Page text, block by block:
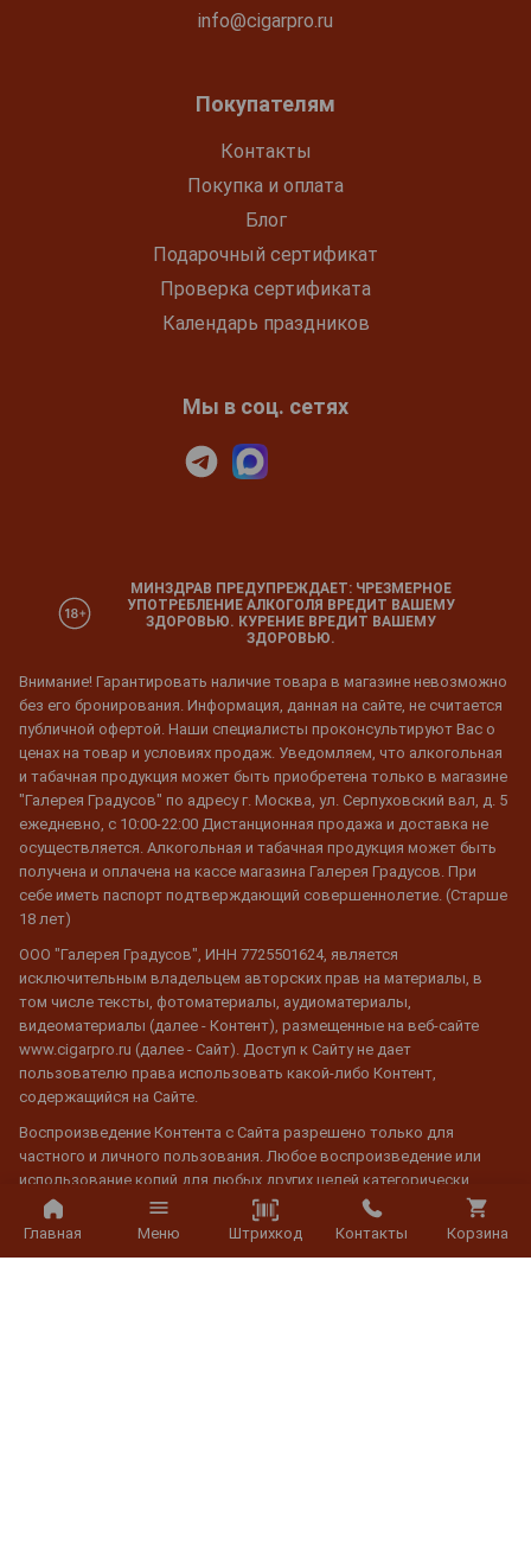
Главная Меню Штрихкод Контакты Корзина
info@cigarpro.ru
Покупателям
Контакты
Покупка и оплата
Блог
Подарочный сертификат
Проверка сертификата
Календарь праздников
Мы в соц. сетях
МИНЗДРАВ ПРЕДУПРЕЖДАЕТ: ЧРЕЗМЕРНОЕ
УПОТРЕБЛЕНИЕ АЛКОГОЛЯ ВРЕДИТ ВАШЕМУ
ЗДОРОВЬЮ. КУРЕНИЕ ВРЕДИТ ВАШЕМУ
ЗДОРОВЬЮ.
Внимание! Гарантировать наличие товара в магазине невозможно
без его бронирования. Информация, данная на сайте, не считается
публичной офертой. Наши специалисты проконсультируют Вас о
ценах на товар и условиях продаж. Уведомляем, что алкогольная
и табачная продукция может быть приобретена только в магазине
"Галерея Градусов" по адресу г. Москва, ул. Серпуховский вал, д. 5
ежедневно, с 10:00-22:00 Дистанционная продажа и доставка не
осуществляется. Алкогольная и табачная продукция может быть
получена и оплачена на кассе магазина Галерея Градусов. При
себе иметь паспорт подтверждающий совершеннолетие. (Старше
18 лет)
ООО "Галерея Градусов", ИНН 7725501624, является
исключительным владельцем авторских прав на материалы, в
том числе тексты, фотоматериалы, аудиоматериалы,
видеоматериалы (далее - Контент), размещенные на веб-сайте
www.cigarpro.ru (далее - Сайт). Доступ к Сайту не дает
пользователю права использовать какой-либо Контент,
содержащийся на Сайте.
Воспроизведение Контента с Сайта разрешено только для
частного и личного пользования. Любое воспроизведение или
использование копий для любых других целей категорически
запрещено.
Распечатка или загрузка Контента с Сайта разрешена только для
личного использования, а не для коммерческой деятельности.